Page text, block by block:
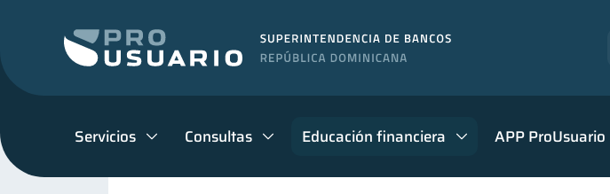
Servicios Consultas Educación financiera APP ProUsuario